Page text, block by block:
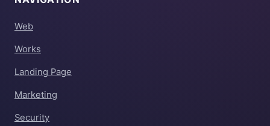
Web
Works
Landing Page
Marketing
Security